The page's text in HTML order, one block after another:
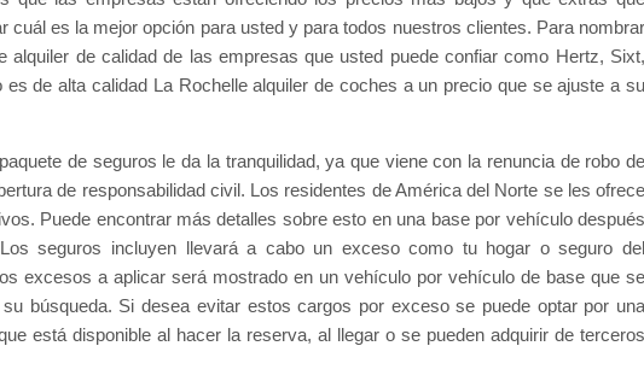
cuál es la mejor opción para usted y para todos nuestros clientes. Para nombrar
alquiler de calidad de las empresas que usted puede confiar como Hertz, Sixt,
de alta calidad La Rochelle alquiler de coches a un precio que se ajuste a su
de seguros le da la tranquilidad, ya que viene con la renuncia de robo de
de responsabilidad civil. Los residentes de América del Norte se les ofrece
Puede encontrar más detalles sobre esto en una base por vehículo después
seguros incluyen llevará a cabo un exceso como tu hogar o seguro del
excesos a aplicar será mostrado en un vehículo por vehículo de base que se
búsqueda. Si desea evitar estos cargos por exceso se puede optar por una
está disponible al hacer la reserva, al llegar o se pueden adquirir de terceros